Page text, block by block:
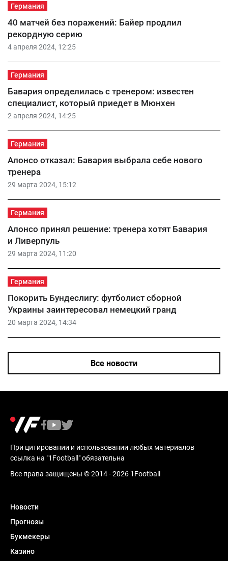
Германия
4 апреля 2024, 12:25
40 матчей без поражений: Байер продлил
рекордную серию
Германия
2 апреля 2024, 14:25
Бавария определилась с тренером: известен
специалист, который приедет в Мюнхен
Германия
29 марта 2024, 15:12
Алонсо отказал: Бавария выбрала себе нового
тренера
Германия
29 марта 2024, 11:20
Алонсо принял решение: тренера хотят Бавария
и Ливерпуль
Германия
20 марта 2024, 14:34
Покорить Бундеслигу: футболист сборной
Украины заинтересовал немецкий гранд
Все новости
При цитировании и использовании любых материалов
ссылка на "1Football" обязательна
Все права защищены © 2014 - 2026 1Football
Новости
Прогнозы
Букмекеры
Казино